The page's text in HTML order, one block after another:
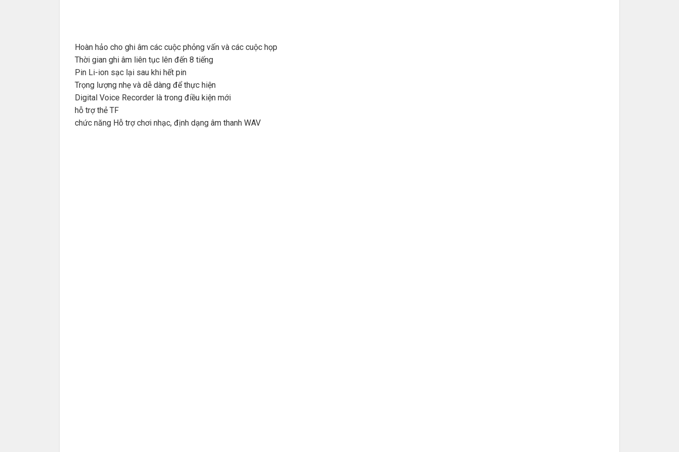
Hoàn hảo cho ghi âm các cuộc phỏng vấn và các cuộc họp
Thời gian ghi âm liên tục lên đến 8 tiếng
Pin Li-ion sạc lại sau khi hết pin
Trọng lượng nhẹ và dễ dàng để thực hiện
Digital Voice Recorder là trong điều kiện mới
hỗ trợ thẻ TF
chức năng Hỗ trợ chơi nhạc, định dạng âm thanh WAV